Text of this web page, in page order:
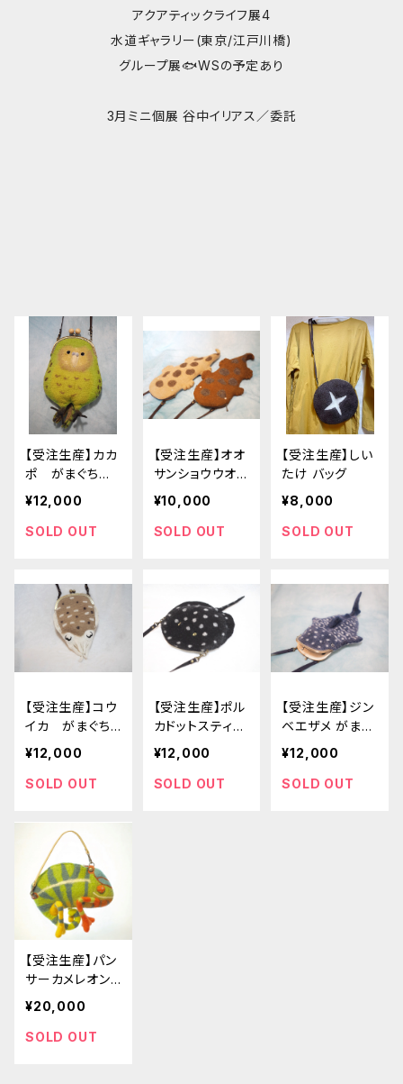
アクアティックライフ展4
水道ギャラリー(東京/江戸川橋)
グループ展🐟WSの予定あり
3月ミニ個展 谷中イリアス／委託
【受注生産】カカ
ポ がまぐちショ
ルダーバッグ
¥12,000
SOLD OUT
【受注生産】オオ
サンショウウオ
ロングバッグ
¥10,000
SOLD OUT
【受注生産】しい
たけ バッグ
¥8,000
SOLD OUT
【受注生産】コウ
イカ がまぐち
ポシェット
¥12,000
SOLD OUT
【受注生産】ポル
カドットスティン
グレイ ポシェッ
¥12,000
SOLD OUT
【受注生産】ジン
ベエザメ がまぐ
ちポーチ
¥12,000
SOLD OUT
【受注生産】パン
サーカメレオン
ミニバッグ
¥20,000
SOLD OUT